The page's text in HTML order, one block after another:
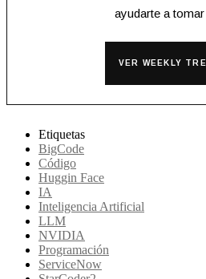
ayudarte a
VER WEEKLY
Etiquetas
BigCode
Código
Huggin Face
IA
Inteligencia Artificial
LLM
NVIDIA
Programación
ServiceNow